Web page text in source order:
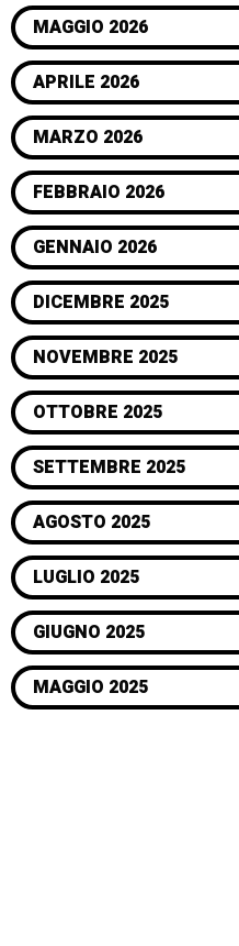
MAGGIO 2026
APRILE 2026
MARZO 2026
FEBBRAIO 2026
GENNAIO 2026
DICEMBRE 2025
NOVEMBRE 2025
OTTOBRE 2025
SETTEMBRE 2025
AGOSTO 2025
LUGLIO 2025
GIUGNO 2025
MAGGIO 2025